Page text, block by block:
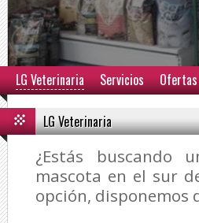
LG Veterinaria Servicios Ofertas
LG Veterinaria
¿Estás buscando
mascota en el sur
opción, disponemos